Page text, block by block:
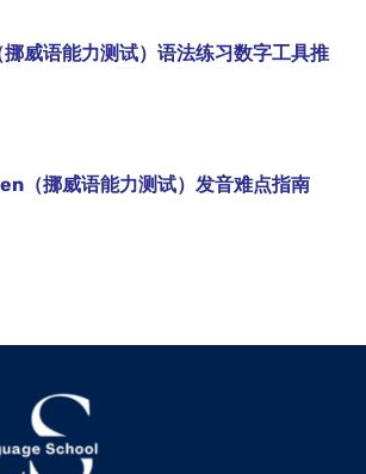
威语能力测试）语法练习数字工具推
（挪威语能力测试）发音难点指南